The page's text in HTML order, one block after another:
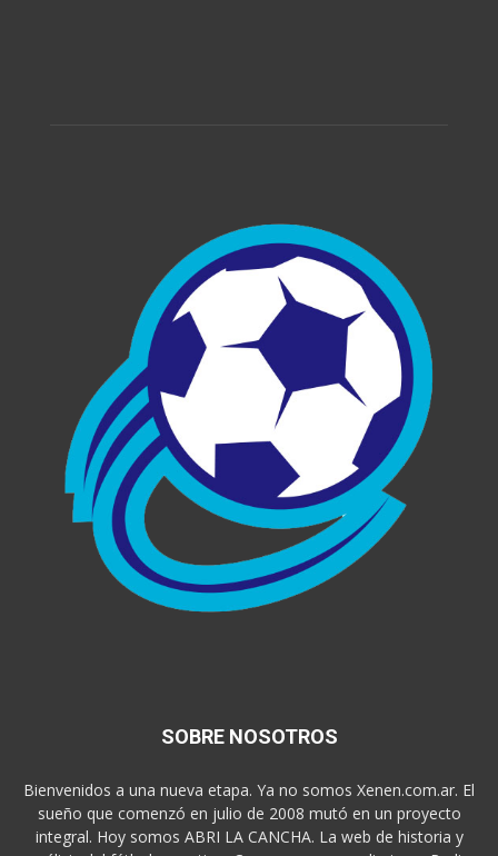
SOBRE NOSOTROS
Bienvenidos a una nueva etapa. Ya no somos Xenen.com.ar. El
sueño que comenzó en julio de 2008 mutó en un proyecto
integral. Hoy somos ABRI LA CANCHA. La web de historia y